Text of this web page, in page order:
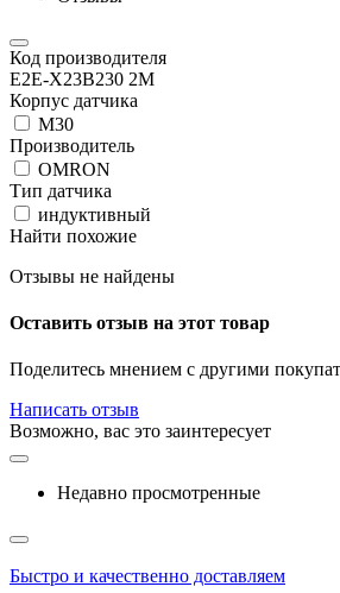
Код производителя
E2E-X23B230 2M
Корпус датчика
М30
Производитель
OMRON
Тип датчика
индуктивный
Найти похожие
Отзывы не найдены
Оставить отзыв на этот товар
Поделитесь мнением с другими
Написать отзыв
Возможно, вас это заинтересует
Недавно просмотренные
Быстро и качественно доставляем